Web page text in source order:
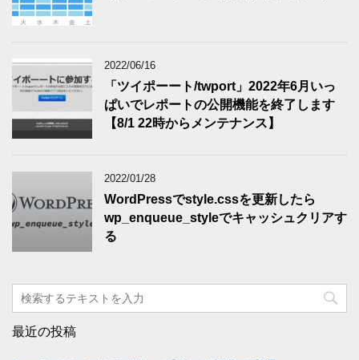
2022/06/16
「ツイポーート/twport」2022年6月いっ
ぱいでレポートの公開機能を終了します
【8/1 22時からメンテナンス】
2022/01/28
WordPressでstyle.cssを更新したら
wp_enqueue_styleでキャッシュクリアす
る
最近の投稿